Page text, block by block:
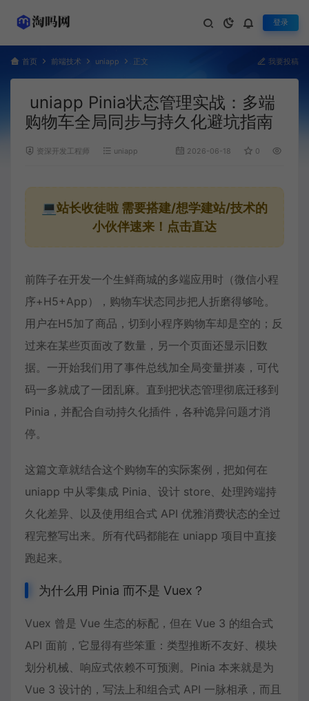
登录
首页 前端技术 uniapp 正文 我要投稿
uniapp Pinia状态管理实战：多端
购物车全局同步与持久化避坑指南
资深开发工程师 uniapp 2026-06-18 0
💻站长收徒啦 需要搭建/想学建站/技术的
小伙伴速来！点击直达
前阵子在开发一个生鲜商城的多端应用时（微信小程
序+H5+App）， 购物车状态同步把人折磨得够呛。
用户在H5加了商品，切到小程序购物车却是空的；反
过来在某些页面改了数量，另一个页面还显示旧数
据。一开始我们用了事件总线加全局变量拼凑，可代
码一多就成了一团乱麻。直到把状态管理彻底迁移到
Pinia ，并配合自动持久化插件，各种诡异问题才消
停。
这篇文章就结合这个购物车的实际案例，把如何在
uniapp 中从零集成 Pinia、设计 store、处理跨端持
久化差异、以及使用组合式 API 优雅消费状态的全过
程完整写出来。所有代码都能在 uniapp 项目中直接
跑起来。
为什么用 Pinia 而不是 Vuex？
Vuex 曾是 Vue 生态的标配，但在 Vue 3 的组合式
API 面前，它显得有些笨重：类型推断不友好、模块
划分机械、响应式依赖不可预测。Pinia 本来就是为
Vue 3 设计的，写法上和组合式 API 一脉相承，而且